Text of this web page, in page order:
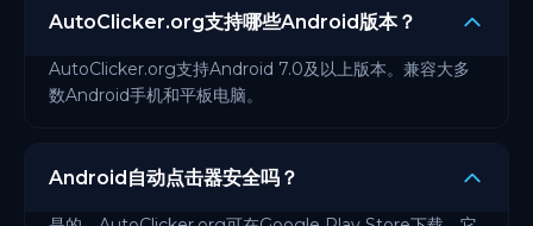
AutoClicker.org支持哪些Android版本？
AutoClicker.org支持Android 7.0及以上版本。兼容大多
数Android手机和平板电脑。
Android自动点击器安全吗？